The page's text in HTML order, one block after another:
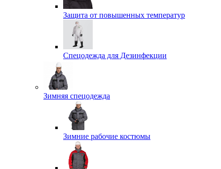
Защита от повышенных температур
Спецодежда для Дезинфекции
Зимняя спецодежда
Зимние рабочие костюмы